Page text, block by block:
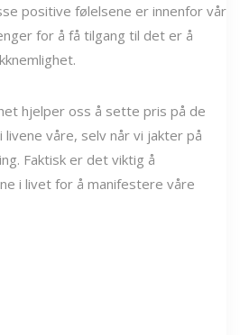
positive følelsene er innenfor vår
for å få tilgang til det er å
hjelper oss å sette pris på de
våre, selv når vi jakter på
Faktisk er det viktig å
i livet for å manifestere våre